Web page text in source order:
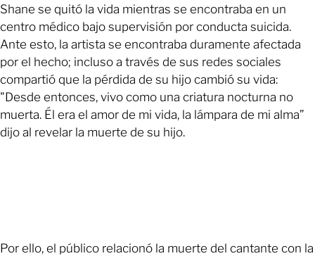
Shane se quitó la vida mientras se encontraba en un
centro médico bajo supervisión por conducta suicida.
Ante esto, la artista se encontraba duramente afectada
por el hecho; incluso a través de sus redes sociales
compartió que la pérdida de su hijo cambió su vida:
"Desde entonces, vivo como una criatura nocturna no
muerta. Él era el amor de mi vida, la lámpara de mi alma”
dijo al revelar la muerte de su hijo.
Por ello, el público relacionó la muerte del cantante con la